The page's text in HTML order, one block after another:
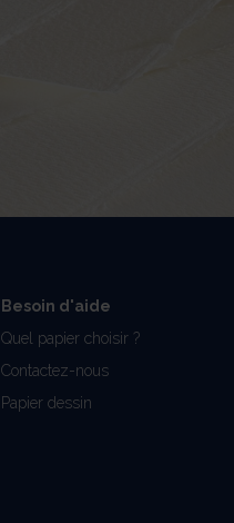
Besoin d'aide
Quel papier choisir ?
Contactez-nous
Papier dessin